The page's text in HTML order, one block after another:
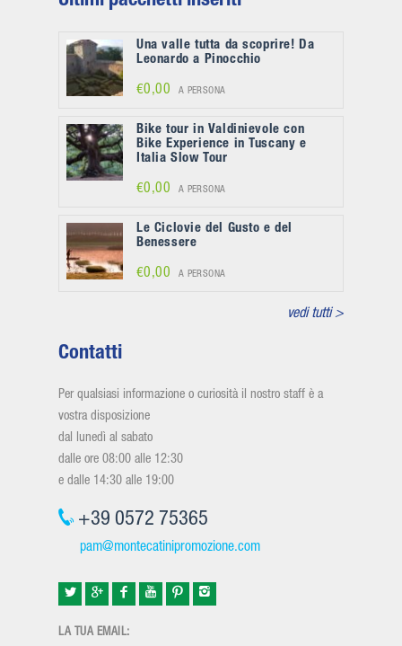
Una valle tutta da scoprire! Da
Leonardo a Pinocchio
€0,00 A PERSONA
Bike tour in Valdinievole con
Bike Experience in Tuscany e
Italia Slow Tour
€0,00 A PERSONA
Le Ciclovie del Gusto e del
Benessere
€0,00 A PERSONA
vedi tutti >
Contatti
Per qualsiasi informazione o curiosità il nostro staff è a
vostra disposizione
dal lunedì al sabato
dalle ore 08:00 alle 12:30
e dalle 14:30 alle 19:00
+39 0572 75365
pam@montecatinipromozione.com
LA TUA EMAIL: